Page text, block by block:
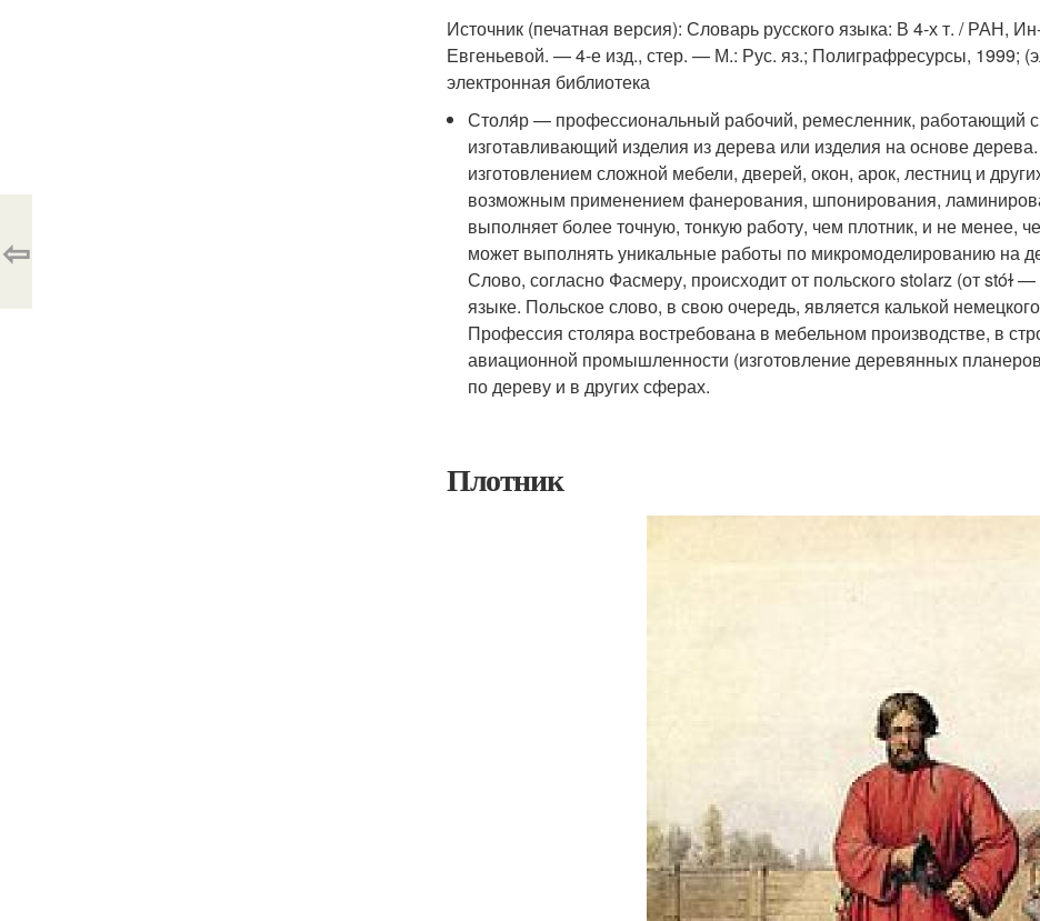
Источник (печатная версия): Словарь русского языка: В 4-х т. / РАН,
Евгеньевой. — 4-е изд., стер. — М.: Рус. яз.; Полиграфресурсы, 1999;
электронная библиотека
Столя́р — профессиональный рабочий, ремесленник, работающий
изготавливающий изделия из дерева или изделия на основе
изготовлением сложной мебели, дверей, окон, арок, лестниц и
возможным применением фанерования, шпонирования,
выполняет более точную, тонкую работу, чем плотник, и не менее,
может выполнять уникальные работы по микромоделированию на
Слово, согласно Фасмеру, происходит от польского stolarz (от stóɫ
языке. Польское слово, в свою очередь, является калькой
Профессия столяра востребована в мебельном производстве, в
авиационной промышленности (изготовление деревянных
по дереву и в других сферах.
Плотник
⇦